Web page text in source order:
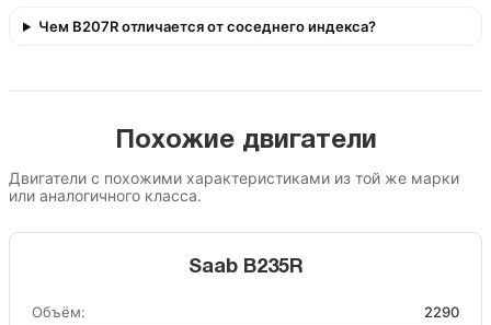
Чем B207R отличается от соседнего индекса?
Похожие двигатели
Двигатели с похожими характеристиками из той же марки
или аналогичного класса.
Saab B235R
Объём:
2290